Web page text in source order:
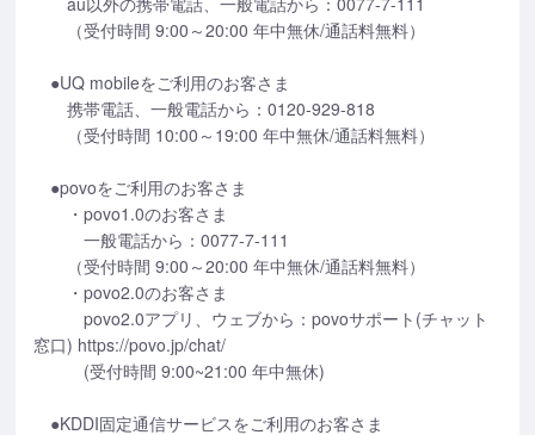
（受付時間 9:00～20:00 年中無休/通話料無料）
●UQ mobileをご利用のお客さま
携帯電話、一般電話から：0120-929-818
（受付時間 10:00～19:00 年中無休/通話料無料）
●povoをご利用のお客さま
・povo1.0のお客さま
一般電話から：0077-7-111
（受付時間 9:00～20:00 年中無休/通話料無料）
・povo2.0のお客さま
povo2.0アプリ、ウェブから：povoサポート(チャット
窓口) https://povo.jp/chat/
(受付時間 9:00~21:00 年中無休)
●KDDI固定通信サービスをご利用のお客さま